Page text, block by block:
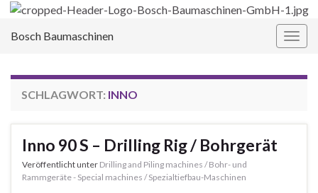
Bosch Baumaschinen
SCHLAGWORT: INNO
Inno 90 S – Drilling Rig / Bohrgerät
Veröffentlicht unter Drilling and Piling machines / Bohr- und
Rammgeräte - Special machines / Spezialtiefbau-Maschinen